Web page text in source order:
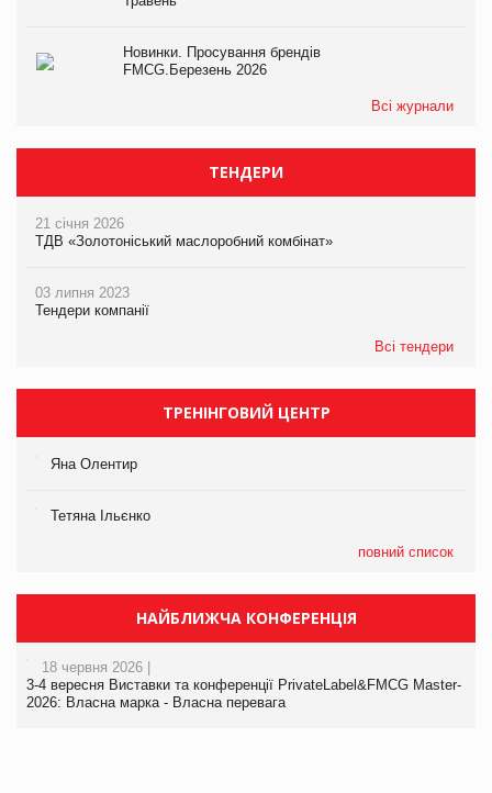
Новинки. Просування брендів
FMCG.Березень 2026
Всі журнали
ТЕНДЕРИ
21 січня 2026
ТДВ «Золотоніський маслоробний комбінат»
03 липня 2023
Тендери компанії
Всі тендери
ТРЕНІНГОВИЙ ЦЕНТР
Яна Олентир
Тетяна Ільєнко
повний список
НАЙБЛИЖЧА КОНФЕРЕНЦІЯ
18 червня 2026 |
3-4 вересня Виставки та конференції PrivateLabel&FMCG Master-
2026: Власна марка - Власна перевага